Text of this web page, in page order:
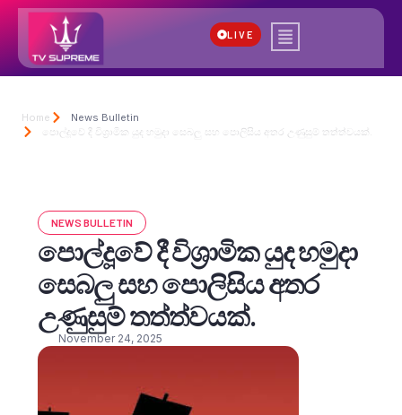
LIVE
Home
News Bulletin
පොල්දූවේ දී විශ්‍රාමික යුද හමුදා සෙබලු සහ පොලිසිය අතර උණුසුම් තත්ත්වයක්.
NEWS BULLETIN
පොල්දූවේ දී විශ්‍රාමික යුද හමුදා
සෙබලු සහ පොලිසිය අතර
උණුසුම් තත්ත්වයක්.
November 24, 2025